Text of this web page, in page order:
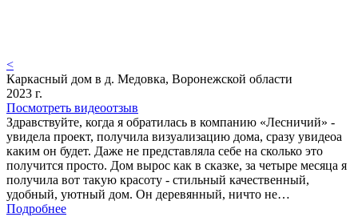
<
Каркасный дом в д. Медовка, Воронежской области
2023 г.
Посмотреть видеоотзыв
Здравствуйте, когда я обратилась в компанию «Лесничий» -
увидела проект, получила визуализацию дома, сразу увидеоа
каким он будет. Даже не представляла себе на сколько это
получится просто. Дом вырос как в сказке, за четыре месяца я
получила вот такую красоту - стильный качественный,
удобный, уютный дом. Он деревянный, ничто не…
Подробнее